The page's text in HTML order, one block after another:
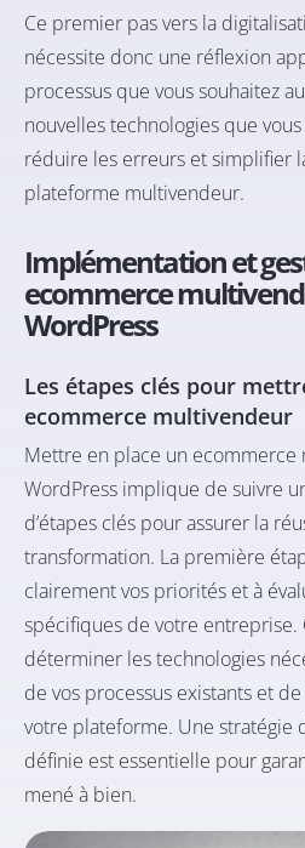
Ce premier pas vers la
nécessite donc une réflexion
processus que vous souhaitez
nouvelles technologies que
réduire les erreurs et simplifier
plateforme multivendeur.
Implémentation et
ecommerce
WordPress
Les étapes clés pour
ecommerce multivendeur
Mettre en place un ecommerce
WordPress implique de suivre
d’étapes clés pour assurer la
transformation. La première
clairement vos priorités et à
spécifiques de votre entreprise.
déterminer les technologies
de vos processus existants et
votre plateforme. Une stratégie
définie est essentielle pour
mené à bien.